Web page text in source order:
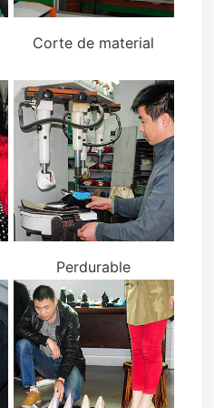
Corte de material
Perdurable